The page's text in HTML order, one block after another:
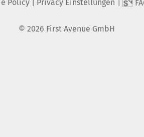
Policy| Privacy Einstellungen
© 2026 First Avenue GmbH